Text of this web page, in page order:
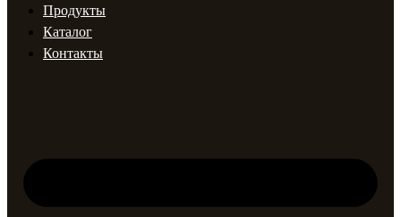
Продукты
Каталог
Контакты